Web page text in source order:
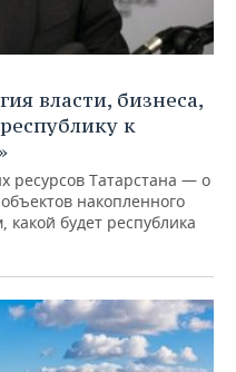
власти, бизнеса,
к
ресурсов Татарстана — о
накопленного
будет республика